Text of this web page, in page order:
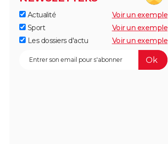
Actualité
Voir un exemple
Sport
Voir un exemple
Les dossiers d'actu
Voir un exemple